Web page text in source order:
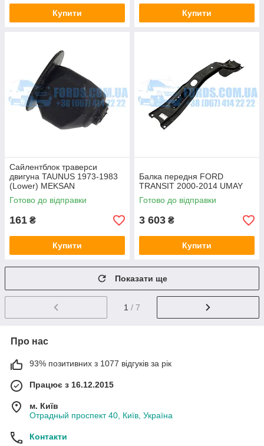
Купити Купити
Сайлентблок траверси
двигуна TAUNUS 1973-1983
(Lower) MEKSAN
Готово до відправки
161 ₴
Купити
Балка передня FORD
TRANSIT 2000-2014 UMAY
Готово до відправки
3 603 ₴
Купити
Показати ще
1 / 7
Про нас
93% позитивних з 1077 відгуків за рік
Працює з 16.12.2015
м. Київ
Отрадный проспект 40, Київ, Україна
Контакти